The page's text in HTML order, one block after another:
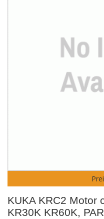
KUKA KRC2 Motor
KR30K KR60K,